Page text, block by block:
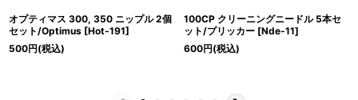
オプティマス 300, 350 ニップル 2個
セット/Optimus [Hot-191]
500円(税込)
100CP クリーニングニードル 5本セ
ット/プリッカー [Nde-11]
600円(税込)